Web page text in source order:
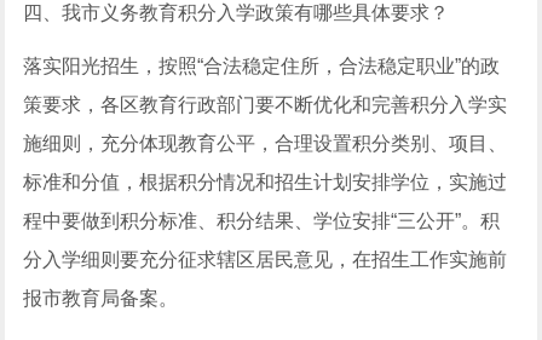
四、我市义务教育积分入学政策有哪些具体要求？
落实阳光招生，按照“合法稳定住所，合法稳定职业”的政
策要求，各区教育行政部门要不断优化和完善积分入学实
施细则，充分体现教育公平，合理设置积分类别、项目、
标准和分值，根据积分情况和招生计划安排学位，实施过
程中要做到积分标准、积分结果、学位安排“三公开”。积
分入学细则要充分征求辖区居民意见，在招生工作实施前
报市教育局备案。